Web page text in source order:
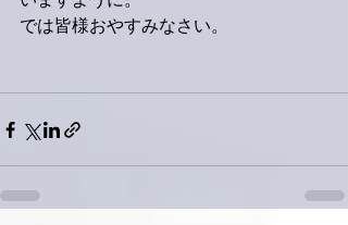
では皆様おやすみなさい。